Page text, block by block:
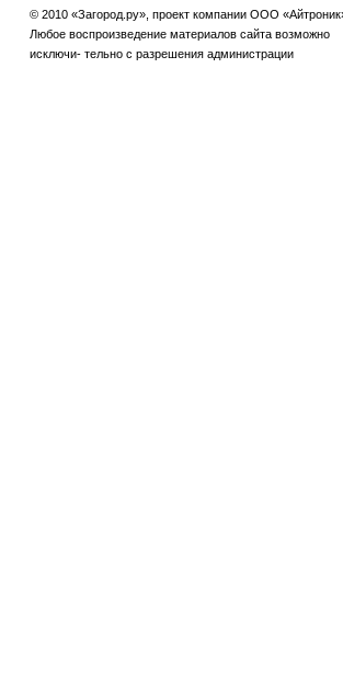
© 2010 «Загород.ру», проект компании ООО
Любое воспроизведение материалов сайта возможно
исключи- тельно с разрешения администрации